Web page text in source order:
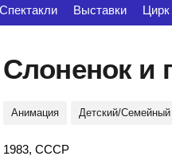
Спектакли Выставки Цирк
Слоненок и
Анимация Детский/Семейный
1983, СССР